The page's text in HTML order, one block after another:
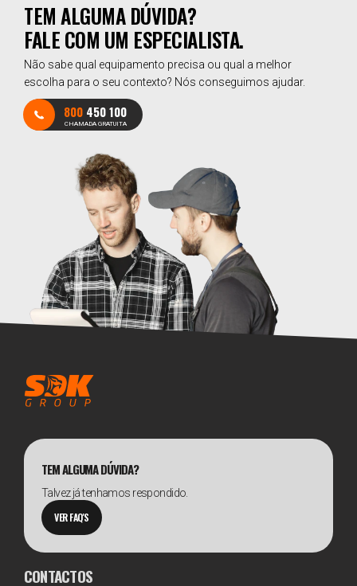
TEM ALGUMA DÚVIDA?
FALE COM UM ESPECIALISTA.
Não sabe qual equipamento precisa ou qual a melhor
escolha para o seu contexto? Nós conseguimos ajudar.
800 450 100
CHAMADA GRATUITA
TEM ALGUMA DÚVIDA?
Talvez já tenhamos respondido.
VER FAQ'S
CONTACTOS